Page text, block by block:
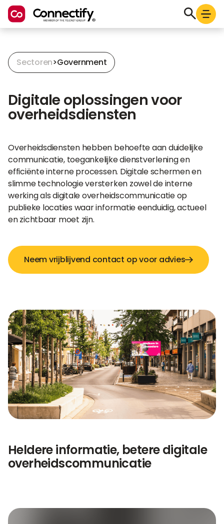
Sectoren>Government
Digitale oplossingen voor
overheidsdiensten
Overheidsdiensten hebben behoefte aan duidelijke
communicatie, toegankelijke dienstverlening en
efficiënte interne processen. Digitale schermen en
slimme technologie versterken zowel de interne
werking als digitale overheidscommunicatie op
publieke locaties waar informatie eenduidig, actueel
en zichtbaar moet zijn.
Neem vrijblijvend contact op voor advies
Heldere informatie, betere digitale
overheidscommunicatie